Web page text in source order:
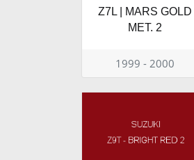
Z7L | MARS GOLD
MET. 2
1999 - 2000